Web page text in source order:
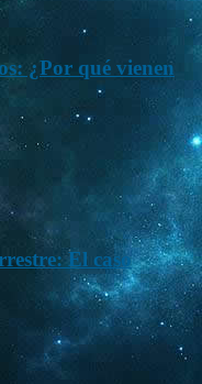
¿Por qué vienen
El caso